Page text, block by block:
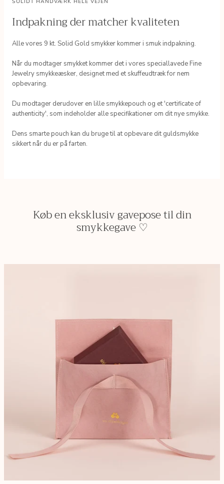
Indpakning der matcher kvaliteten
Alle vores 9 kt. Solid Gold smykker kommer i smuk indpakning.
Når du modtager smykket kommer det i vores speciallavede Fine
Jewelry smykkeæsker, designet med et skuffeudtræk for nem
opbevaring.
Du modtager derudover en lille smykkepouch og et 'certificate of
authenticity', som indeholder alle specifikationer om dit nye smykke.
Dens smarte pouch kan du bruge til at opbevare dit guldsmykke
sikkert når du er på farten.
Køb en eksklusiv gavepose til din
smykkegave ♡